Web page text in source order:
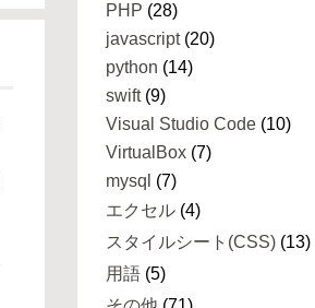
PHP (28)
javascript(20)
python (14)
swift(9)
Visual Studio Code (10)
VirtualBox (7)
mysql (7)
エクセル (4)
スタイルシート(CSS) (13)
用語 (5)